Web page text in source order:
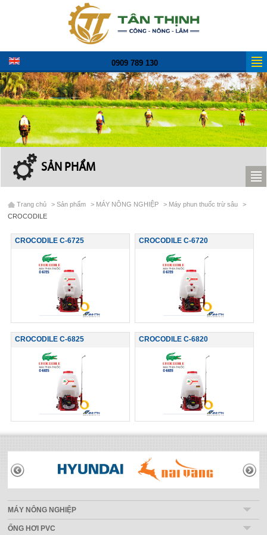
0909 789 130
SẢN PHẨM
Trang chủ >Sản phẩm > MÁY NÔNG NGHIỆP > Máy phun thuốc trừ sâu
>
CROCODILE
CROCODILE C-6725 CROCODILE C-6720
CROCODILE C-6825 CROCODILE C-6820
THƯƠNG HIỆU
MÁY NÔNG NGHIỆP
ỐNG HƠI PVC